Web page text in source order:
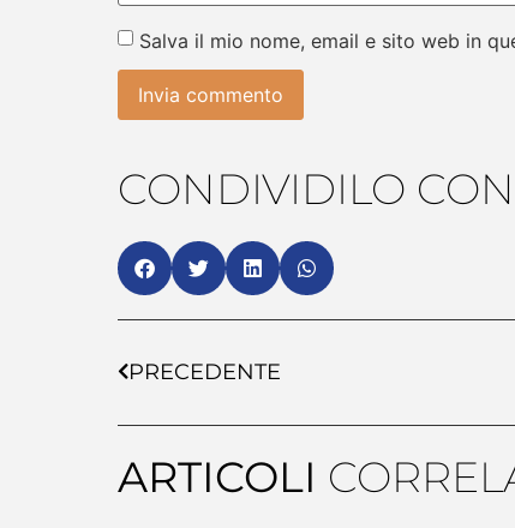
Salva il mio nome, email e sito web in
CONDIVIDILO
PRECEDENTE
ARTICOLI